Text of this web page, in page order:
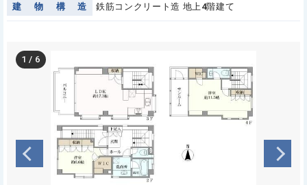
建 物 構 造 鉄筋コンクリート造 地上4階建て
1 / 6